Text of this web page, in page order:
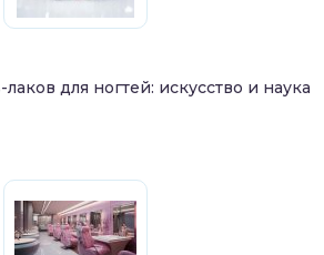
для ногтей: искусство и наука